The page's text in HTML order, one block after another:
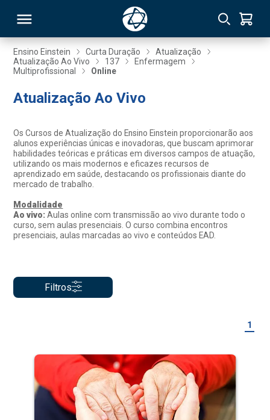
Ensino Einstein Curta Duração
Atualização
Atualização Ao Vivo
137
Enfermagem
Multiprofissional
Online
Atualização Ao Vivo
Os Cursos de Atualização do Ensino Einstein proporcionarão aos
alunos experiências únicas e inovadoras, que buscam aprimorar
habilidades teóricas e práticas em diversos campos de atuação,
utilizando os mais modernos e eficazes recursos de
aprendizado em saúde, destacando os profissionais diante do
mercado de trabalho.
Modalidade
Ao vivo:Aulas online com transmissão ao vivo durante todo o
curso, sem aulas presenciais. O curso combina encontros
presenciais, aulas marcadas ao vivo e conteúdos EAD.
Filtros
1